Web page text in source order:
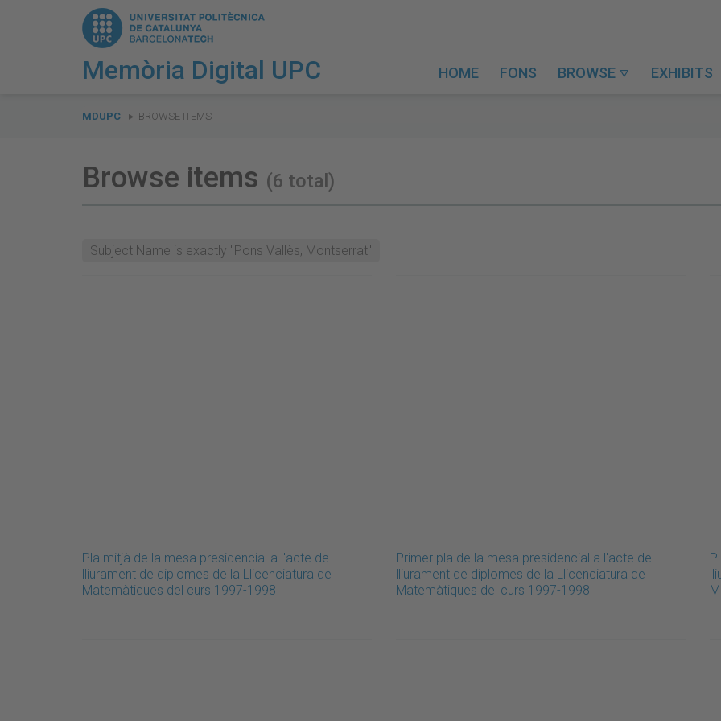
Memòria Digital UPC HOME FONS BROWSE  EXHIBITS
are
MDUPC BROWSE ITEMS
Browse items (6 total)
Subject Name is exactly "Pons Vallès, Montserrat"
Pla mitjà de la mesa presidencial a l'acte de
lliurament de diplomes de la Llicenciatura de
Matemàtiques del curs 1997-1998
Primer pla de la mesa presidencial a l'acte de
lliurament de diplomes de la Llicenciatura de
Matemàtiques del curs 1997-1998